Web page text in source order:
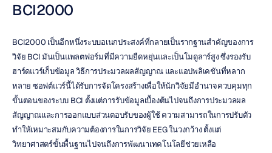
BCI2000
BCI2000 เป็นอีกหนึ่งระบบอเนกประสงค์ที่กลายเป็นรากฐานสำคัญของการ
วิจัย BCI มันเป็นแพลตฟอร์มที่มีความยืดหยุ่นและเป็นโมดูลาร์สูง ซึ่งรองรับ
ฮาร์ดแวร์เก็บข้อมูล วิธีการประมวลผลสัญญาณ และแอปพลิเคชันที่หลาก
หลาย ซอฟต์แวร์นี้ได้รับการจัดโครงสร้างเพื่อให้นักวิจัยมีอำนาจควบคุมทุก
ขั้นตอนของระบบ BCI ตั้งแต่การรับข้อมูลเบื้องต้นไปจนถึงการประมวลผล
สัญญาณและการออกแบบส่วนตอบรับของผู้ใช้ ความสามารถในการปรับตัว
ทำให้เหมาะสมกับความต้องการในการวิจัย EEG ในวงกว้าง ตั้งแต่
วิทยาศาสตร์ขั้นพื้นฐานไปจนถึงการพัฒนาเทคโนโลยีช่วยเหลือ